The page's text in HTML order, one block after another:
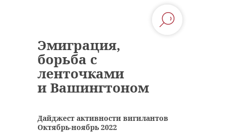
Эмиграция,
борьба с
ленточками
и Вашингтоном
Дайджест активности вигилантов
Октябрь-ноябрь 2022